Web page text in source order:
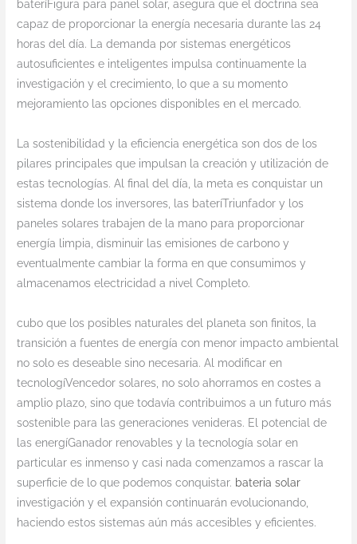
bateríFigura para panel solar, asegura que el doctrina sea
capaz de proporcionar la energía necesaria durante las 24
horas del día. La demanda por sistemas energéticos
autosuficientes e inteligentes impulsa continuamente la
investigación y el crecimiento, lo que a su momento
mejoramiento las opciones disponibles en el mercado.
La sostenibilidad y la eficiencia energética son dos de los
pilares principales que impulsan la creación y utilización de
estas tecnologías. Al final del día, la meta es conquistar un
sistema donde los inversores, las bateríTriunfador y los
paneles solares trabajen de la mano para proporcionar
energía limpia, disminuir las emisiones de carbono y
eventualmente cambiar la forma en que consumimos y
almacenamos electricidad a nivel Completo.
cubo que los posibles naturales del planeta son finitos, la
transición a fuentes de energía con menor impacto ambiental
no solo es deseable sino necesaria. Al modificar en
tecnologíVencedor solares, no solo ahorramos en costes a
amplio plazo, sino que todavía contribuimos a un futuro más
sostenible para las generaciones venideras. El potencial de
las energíGanador renovables y la tecnología solar en
particular es inmenso y casi nada comenzamos a rascar la
superficie de lo que podemos conquistar. bateria solar
investigación y el expansión continuarán evolucionando,
haciendo estos sistemas aún más accesibles y eficientes.